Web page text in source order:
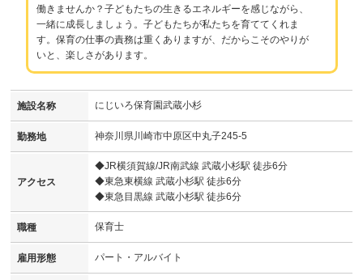
働きませんか？子どもたちの生きるエネルギーを感じながら、
一緒に成長しましょう。子どもたちが私たちを育ててくれま
す。保育の仕事の責務は重くありますが、だからこそのやりが
いと、楽しさがあります。
施設名称 にじいろ保育園武蔵小杉
勤務地 神奈川県川崎市中原区中丸子245-5
アクセス
◆JR横須賀線/JR南武線 武蔵小杉駅 徒歩6分
◆東急東横線 武蔵小杉駅 徒歩6分
◆東急目黒線 武蔵小杉駅 徒歩6分
職種 保育士
雇用形態 パート・アルバイト